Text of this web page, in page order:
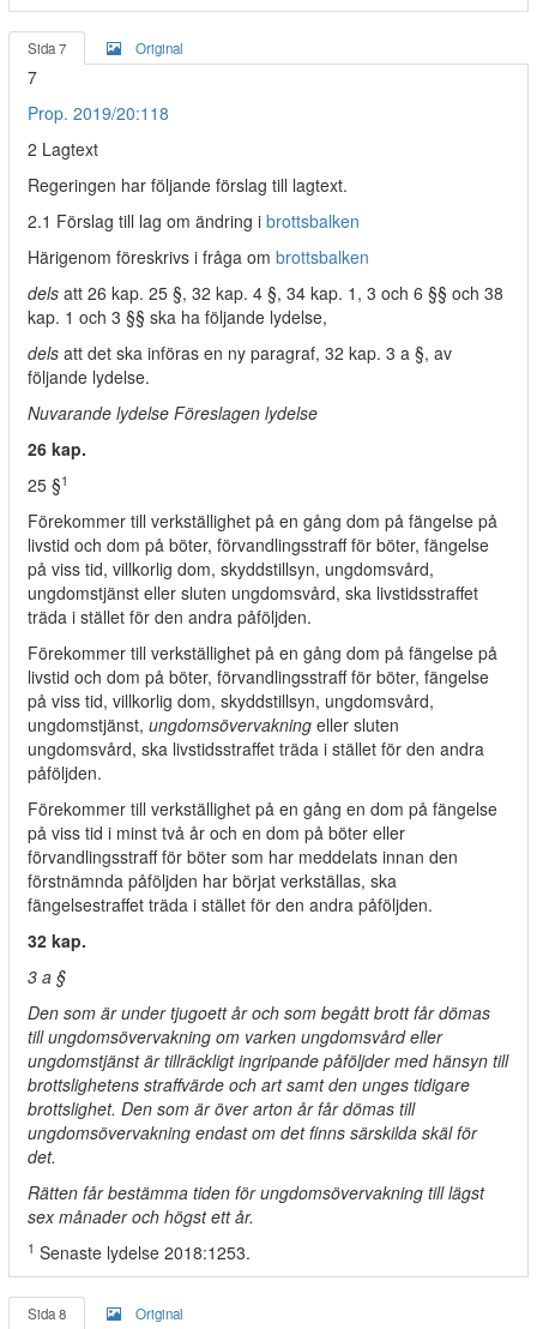
Sida 7 Original
7
Prop. 2019/20:118
2 Lagtext
Regeringen har följande förslag till lagtext.
2.1 Förslag till lag om ändring i brottsbalken
Härigenom föreskrivs i fråga om brottsbalken
dels att 26 kap. 25 §, 32 kap. 4 §, 34 kap. 1, 3 och 6 §§ och 38
kap. 1 och 3 §§ ska ha följande lydelse,
dels att det ska införas en ny paragraf, 32 kap. 3 a §, av
följande lydelse.
Nuvarande lydelse Föreslagen lydelse
26 kap.
25 §1
Förekommer till verkställighet på en gång dom på fängelse på
livstid och dom på böter, förvandlingsstraff för böter, fängelse
på viss tid, villkorlig dom, skyddstillsyn, ungdomsvård,
ungdomstjänst eller sluten ungdomsvård, ska livstidsstraffet
träda i stället för den andra påföljden.
Förekommer till verkställighet på en gång dom på fängelse på
livstid och dom på böter, förvandlingsstraff för böter, fängelse
på viss tid, villkorlig dom, skyddstillsyn, ungdomsvård,
ungdomstjänst, ungdomsövervakning eller sluten
ungdomsvård, ska livstidsstraffet träda i stället för den andra
påföljden.
Förekommer till verkställighet på en gång en dom på fängelse
på viss tid i minst två år och en dom på böter eller
förvandlingsstraff för böter som har meddelats innan den
förstnämnda påföljden har börjat verkställas, ska
fängelsestraffet träda i stället för den andra påföljden.
32 kap.
3 a §
Den som är under tjugoett år och som begått brott får dömas
till ungdomsövervakning om varken ungdomsvård eller
ungdomstjänst är tillräckligt ingripande påföljder med hänsyn till
brottslighetens straffvärde och art samt den unges tidigare
brottslighet. Den som är över arton år får dömas till
ungdomsövervakning endast om det finns särskilda skäl för
det.
Rätten får bestämma tiden för ungdomsövervakning till lägst
sex månader och högst ett år.
1 Senaste lydelse 2018:1253.
Sida 8 Original